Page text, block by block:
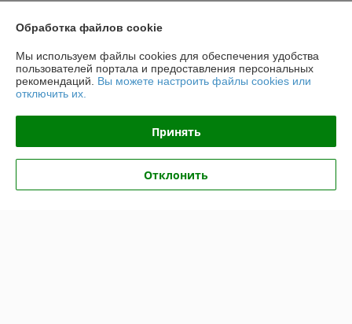
О нас
Контакты
График работы
Обработка файлов cookie
Мы используем файлы cookies для обеспечения удобства
пользователей портала и предоставления персональных
рекомендаций. Вы можете настроить файлы cookies или
отключить их.
Принять
Отклонить